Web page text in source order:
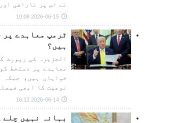
نے اس پر ناراضی
2026-06-15 10:08
ٹرمپ معاہدے
ہیں؟
الجزیرہ کی رپورٹ
خواہاں ہیں،
نوعیت کا ابھی
2026-06-14 16:12
بہانہ نہیں چلے